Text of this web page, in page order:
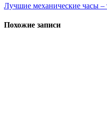
Навигация
по
Лучшие механические часы
Похожие записи